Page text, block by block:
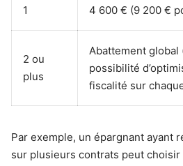
1 4 600 € (9 200 €
2 ou
plus
Abattement global
possibilité
fiscalité sur
Par exemple, un épargnant ayant
sur plusieurs contrats peut choisir